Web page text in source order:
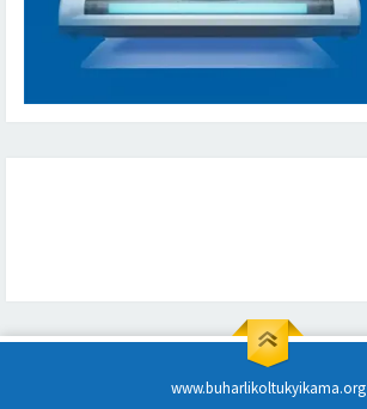
www.buharlikoltukyikama.org